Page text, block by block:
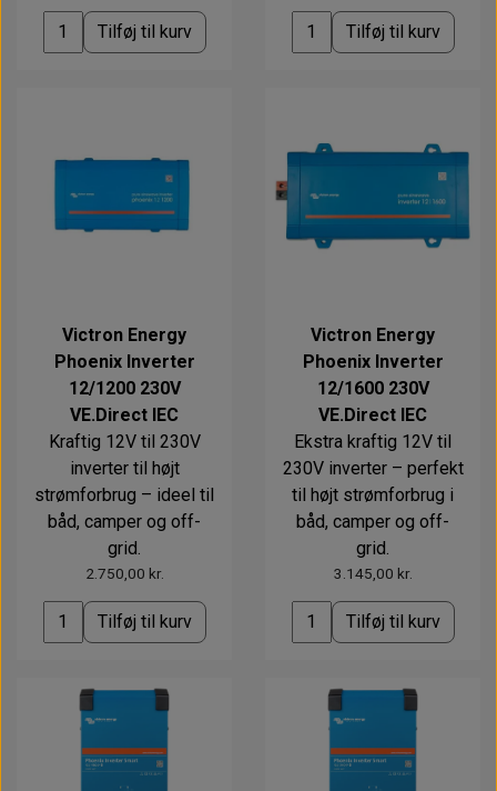
Tilføj til kurv Tilføj til kurv
Victron Energy
Phoenix Inverter
12/1200 230V
VE.Direct IEC
Kraftig 12V til 230V
inverter til højt
strømforbrug – ideel til
båd, camper og off-
grid.
2.750,00 kr.
Tilføj til kurv
Victron Energy
Phoenix Inverter
12/1600 230V
VE.Direct IEC
Ekstra kraftig 12V til
230V inverter – perfekt
til højt strømforbrug i
båd, camper og off-
grid.
3.145,00 kr.
Tilføj til kurv